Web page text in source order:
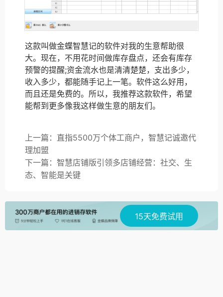
这款叫做金蝶智慧记的软件对我的生意帮助很
大。现在，不用花时间做库存盘点，还会有库存
预警的提醒;资金流水也是清清楚楚，支出多少，
收入多少，都能随手记上一笔。软件这么好用，
而且还是免费的。所以，我推荐这款软件，希望
能帮到更多像我这样做生意的朋友们。
上一篇：直指5500万个体工商户，智慧记诚邀代
理加盟
下一篇：智慧店铺版引领多店铺经营：社交、生
态、智能是关键
15天免费试用